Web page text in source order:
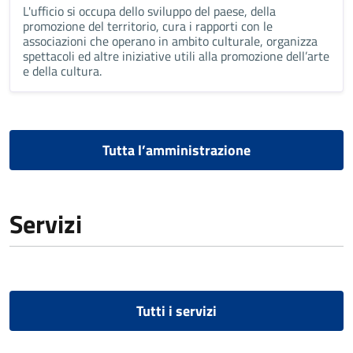
L'ufficio si occupa dello sviluppo del paese, della
promozione del territorio, cura i rapporti con le
associazioni che operano in ambito culturale, organizza
spettacoli ed altre iniziative utili alla promozione dell’arte
e della cultura.
Tutta l’amministrazione
Servizi
Tutti i servizi